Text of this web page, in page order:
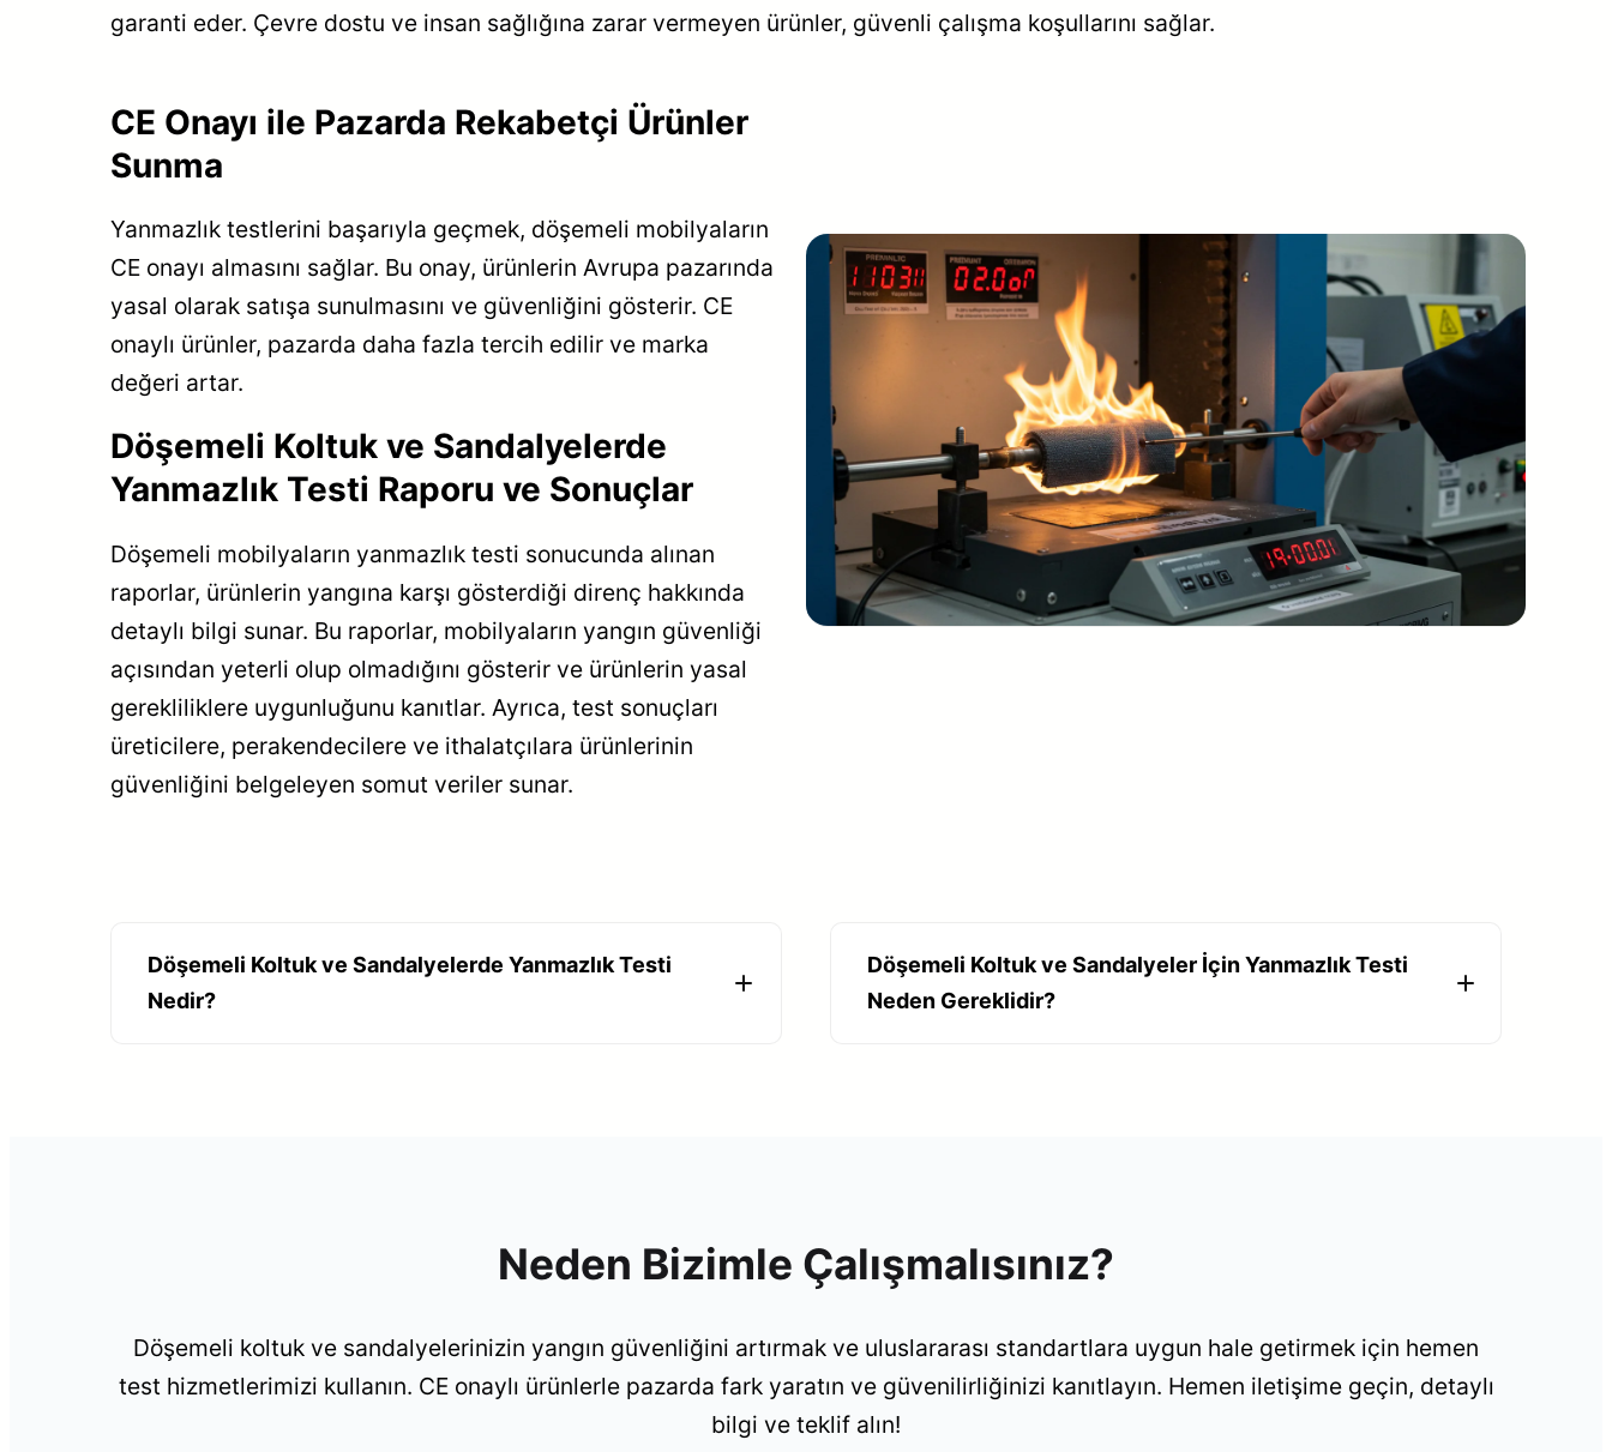
garanti eder. Çevre dostu ve insan sağlığına zarar vermeyen ürünler, güvenli çalışma koşullarını sağlar.
CE Onayı ile Pazarda Rekabetçi Ürünler
Sunma
Yanmazlık testlerini başarıyla geçmek, döşemeli mobilyaların
CE onayı almasını sağlar. Bu onay, ürünlerin Avrupa pazarında
yasal olarak satışa sunulmasını ve güvenliğini gösterir. CE
onaylı ürünler, pazarda daha fazla tercih edilir ve marka
değeri artar.
Döşemeli Koltuk ve Sandalyelerde
Yanmazlık Testi Raporu ve Sonuçlar
Döşemeli mobilyaların yanmazlık testi sonucunda alınan
raporlar, ürünlerin yangına karşı gösterdiği direnç hakkında
detaylı bilgi sunar. Bu raporlar, mobilyaların yangın güvenliği
açısından yeterli olup olmadığını gösterir ve ürünlerin yasal
gerekliliklere uygunluğunu kanıtlar. Ayrıca, test sonuçları
üreticilere, perakendecilere ve ithalatçılara ürünlerinin
güvenliğini belgeleyen somut veriler sunar.
Döşemeli Koltuk ve Sandalyelerde Yanmazlık Testi
Nedir?
Döşemeli Koltuk ve Sandalyeler İçin Yanmazlık Testi
Neden Gereklidir?
Neden Bizimle Çalışmalısınız?
Döşemeli koltuk ve sandalyelerinizin yangın güvenliğini artırmak ve uluslararası standartlara uygun hale getirmek için hemen
test hizmetlerimizi kullanın. CE onaylı ürünlerle pazarda fark yaratın ve güvenilirliğinizi kanıtlayın. Hemen iletişime geçin, detaylı
bilgi ve teklif alın!